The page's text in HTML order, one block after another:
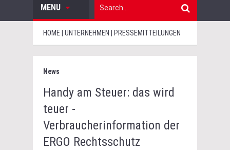
MENU
HOME | UNTERNEHMEN | PRESSEMITTEILUNGEN
News
Handy am Steuer: das wird
teuer -
Verbraucherinformation der
ERGO Rechtsschutz